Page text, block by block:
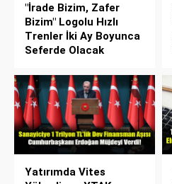
"İrade Bizim, Zafer
Bizim" Logolu Hızlı
Trenler İki Ay Boyunca
Seferde Olacak
Yatırımda Vites